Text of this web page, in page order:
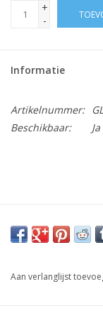
+
-
Informatie
Artikelnummer:
Beschikbaar:
Ja
Aan verlanglijst